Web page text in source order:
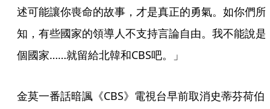
述可能讓你喪命的故事，才是真正的勇氣。如你們所
知，有些國家的領導人不支持言論自由。我不能說是
個國家……就留給北韓和CBS吧。」
金莫一番話暗諷《CBS》電視台早前取消史蒂芬荷伯